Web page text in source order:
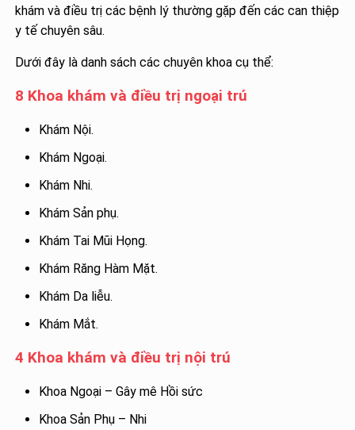
khám và điều trị các bệnh lý thường gặp đến các can thiệp
y tế chuyên sâu.
Dưới đây là danh sách các chuyên khoa cụ thể:
8 Khoa khám và điều trị ngoại trú
Khám Nội.
Khám Ngoại.
Khám Nhi.
Khám Sản phụ.
Khám Tai Mũi Họng.
Khám Răng Hàm Mặt.
Khám Da liễu.
Khám Mắt.
4 Khoa khám và điều trị nội trú
Khoa Ngoại – Gây mê Hồi sức
Khoa Sản Phụ – Nhi